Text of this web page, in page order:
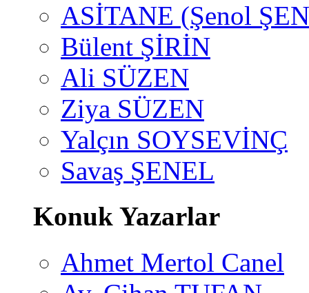
ASİTANE (Şenol
Bülent ŞİRİN
Ali SÜZEN
Ziya SÜZEN
Yalçın SOYSEVİNÇ
Savaş ŞENEL
Konuk Yazarlar
Ahmet Mertol Canel